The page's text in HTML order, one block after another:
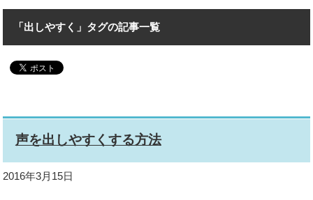
「出しやすく」タグの記事一覧
声を出しやすくする方法
2016年3月15日